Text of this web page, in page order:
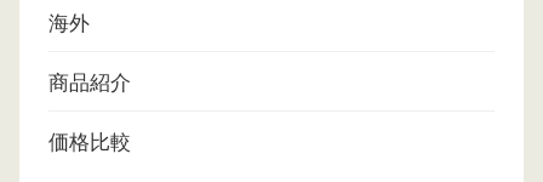
海外
商品紹介
価格比較